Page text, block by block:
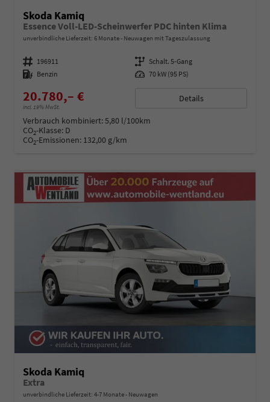
Skoda Kamiq
Essence Voll-LED-Scheinwerfer PDC hinten Klima
unverbindliche Lieferzeit: 6 Monate Neuwagen mit Tageszulassung
Fahrzeugnummer 196911 Getriebe Schalt. 5-Gang
Kraftstoff Benzin Leistung 70 kW (95 PS)
20.780,– €
incl. 19% MwSt.
Details
Verbrauch kombiniert:5,80 l/100km
CO2-Klasse: D
CO2-Emissionen: 132,00 g/km
Skoda Kamiq
Extra
unverbindliche Lieferzeit: 4-7 Monate Neuwagen